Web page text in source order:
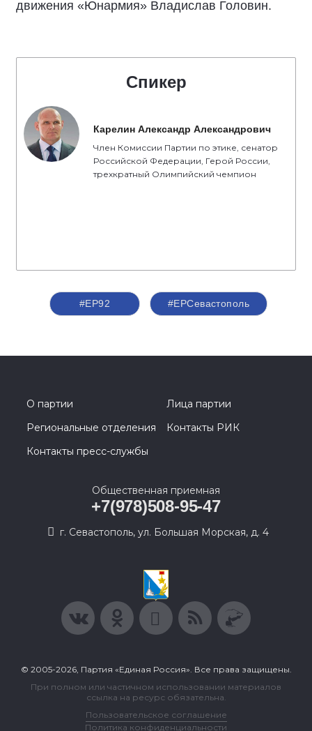
движения «Юнармия» Владислав Головин.
Спикер
Карелин Александр Александрович
Член Комиссии Партии по этике, сенатор
Российской Федерации, Герой России,
трехкратный Олимпийский чемпион
#ЕР92 #ЕРСевастополь
О партии
Лица партии
Региональные отделения
Контакты РИК
Контакты пресс-службы
Общественная приемная
+7(978)508-95-47
г. Севастополь, ул. Большая Морская, д. 4
© 2005-2026, Партия «Единая Россия». Все права защищены.
При полном или частичном использовании материалов
ссылка на ресурс обязательна.
Пользовательское соглашение
Политика конфиденциальности